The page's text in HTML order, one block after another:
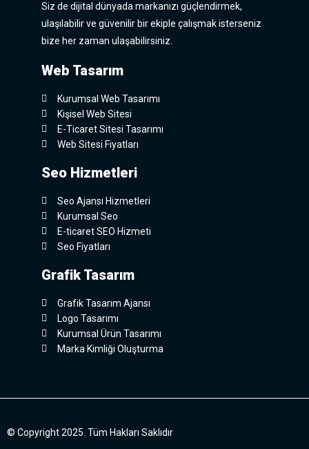
Siz de dijital dünyada markanızı güçlendirmek,
ulaşılabilir ve güvenilir bir ekiple çalışmak isterseniz
bize her zaman ulaşabilirsiniz.
Web Tasarım
Kurumsal Web Tasarımı
Kişisel Web Sitesi
E-Ticaret Sitesi Tasarımı
Web Sitesi Fiyatları
Seo Hizmetleri
Seo Ajansı Hizmetleri
Kurumsal Seo
E-ticaret SEO Hizmeti
Seo Fiyatları
Grafik Tasarım
Grafik Tasarım Ajansı
Logo Tasarımı
Kurumsal Ürün Tasarımı
Marka Kimliği Oluşturma
© Copyright 2025. Tüm Hakları Saklıdır